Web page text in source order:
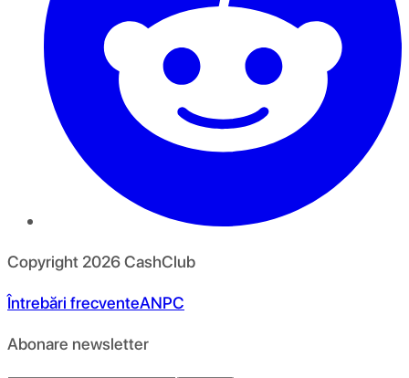
Copyright 2026CashClub
Întrebări frecventeANPC
Abonare newsletter